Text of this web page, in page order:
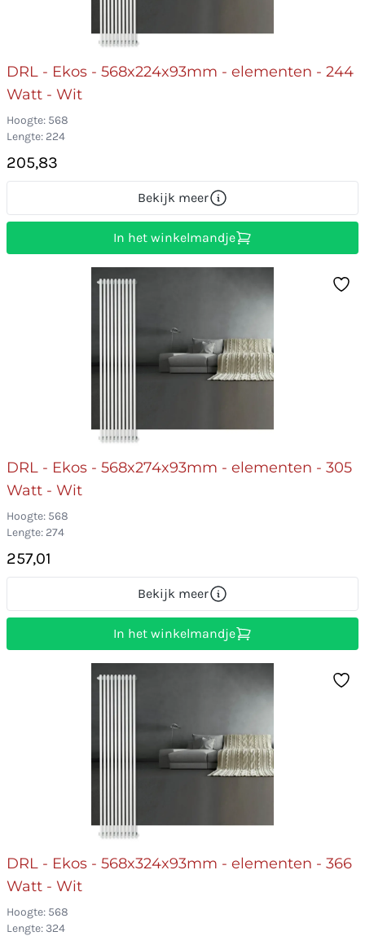
DRL - Ekos - 568x224x93mm - elementen - 244
Watt - Wit
Hoogte: 568
Lengte: 224
205,83
Bekijk meer
In het winkelmandje
DRL - Ekos - 568x274x93mm - elementen - 305
Watt - Wit
Hoogte: 568
Lengte: 274
257,01
Bekijk meer
In het winkelmandje
DRL - Ekos - 568x324x93mm - elementen - 366
Watt - Wit
Hoogte: 568
Lengte: 324